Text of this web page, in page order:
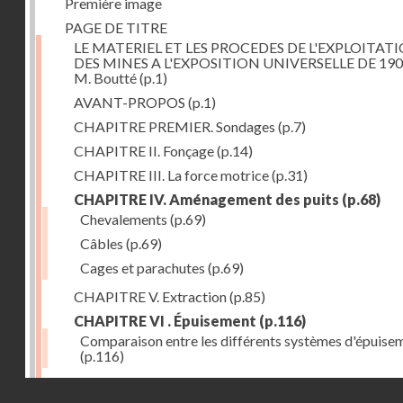
PAGE DE TITRE
LE MATERIEL ET LES PROCEDES DE
DES MINES A L'EXPOSITION UNIVERSELLE DE
M. Boutté(p.1)
AVANT-PROPOS (p.1)
CHAPITRE PREMIER. Sondages (p.7)
CHAPITRE II. Fonçage(p.14)
CHAPITRE III. La force motrice(p.31)
CHAPITRE IV. Aménagement des puits (p.68)
Chevalements (p.69)
Câbles (p.69)
Cages et parachutes (p.69)
CHAPITRE V. Extraction(p.85)
CHAPITRE VI . Épuisement (p.116)
Comparaison entre les différents systèmes
(p.116)